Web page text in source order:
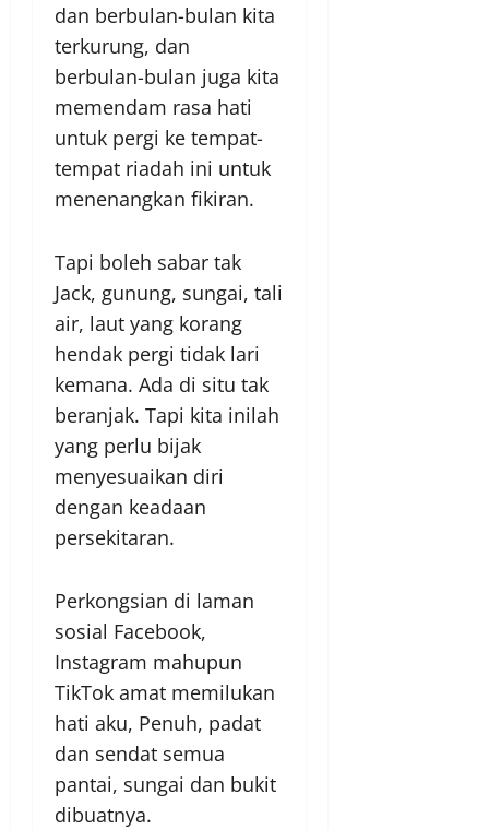
dan berbulan-bulan kita
terkurung, dan
berbulan-bulan juga kita
memendam rasa hati
untuk pergi ke tempat-
tempat riadah ini untuk
menenangkan fikiran.
Tapi boleh sabar tak
Jack, gunung, sungai, tali
air, laut yang korang
hendak pergi tidak lari
kemana. Ada di situ tak
beranjak. Tapi kita inilah
yang perlu bijak
menyesuaikan diri
dengan keadaan
persekitaran.
Perkongsian di laman
sosial Facebook,
Instagram mahupun
TikTok amat memilukan
hati aku, Penuh, padat
dan sendat semua
pantai, sungai dan bukit
dibuatnya.